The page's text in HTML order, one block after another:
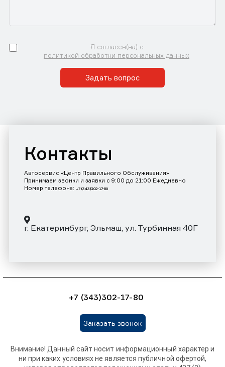
Я согласен(на) с
политикой обработки персональных данных
Задать вопрос
Контакты
Автосервис «Центр Правильного Обслуживания»
Принимаем звонки и заявки с 9:00 до 21:00 Ежедневно
Номер телефона: +7 (343)302-17-80
г. Екатеринбург, Эльмаш, ул. Турбинная 40Г
+7 (343)302-17-80
Заказать звонок
Внимание! Данный сайт носит информационный характер и
ни при каких условиях не является публичной офертой,